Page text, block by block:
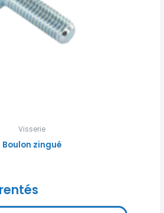
Visserie
Boulon zingué